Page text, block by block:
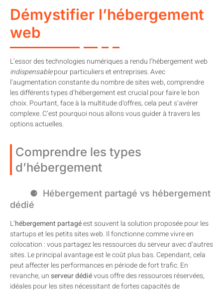
Démystifier l’hébergement
web
L’essor des technologies numériques a rendu l’hébergement web
indispensablepour particuliers et entreprises. Avec
l’augmentation constante du nombre de sites web, comprendre
les différents types d’hébergement est crucial pour faire le bon
choix. Pourtant, face à la multitude d’offres, cela peut s’avérer
complexe. C’est pourquoi nous allons vous guider à travers les
options actuelles.
Comprendre les types
d’hébergement
Hébergement partagé vs hébergement
dédié
L’hébergement partagéest souvent la solution proposée pour les
startups et les petits sites web. Il fonctionne comme vivre en
colocation : vous partagez les ressources du serveur avec d’autres
sites. Le principal avantage est le coût plus bas. Cependant, cela
peut affecter les performances en période de fort trafic. En
revanche, unserveur dédiévous offre des ressources réservées,
idéales pour les sites nécessitant de fortes capacités de